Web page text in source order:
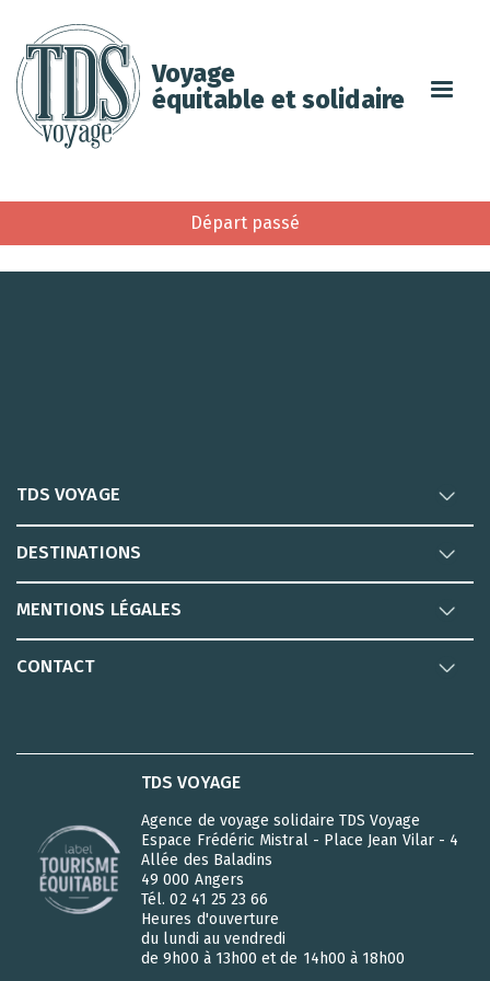
Voyage
équitable et solidaire
Départ passé
TDS VOYAGE
DESTINATIONS
MENTIONS LÉGALES
CONTACT
TDS VOYAGE
Agence de voyage solidaire TDS Voyage
Espace Frédéric Mistral - Place Jean Vilar - 4
Allée des Baladins
49 000 Angers
Tél. 02 41 25 23 66
Heures d'ouverture
du lundi au vendredi
de 9h00 à 13h00 et de 14h00 à 18h00